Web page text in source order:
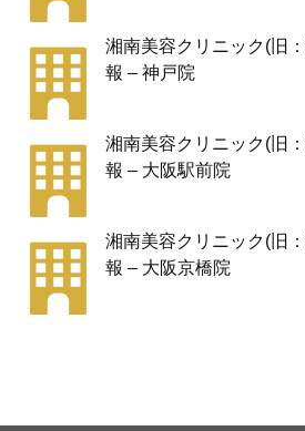
湘南美容クリニック(旧
報 – 神戸院
湘南美容クリニック(旧
報 – 大阪駅前院
湘南美容クリニック(旧
報 – 大阪京橋院